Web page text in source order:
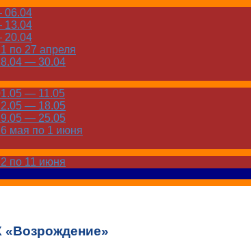
06.04
13.04
20.04
по 27 апреля
— 30.04
— 11.05
— 18.05
— 25.05
мая по 1 июня
по 11 июня